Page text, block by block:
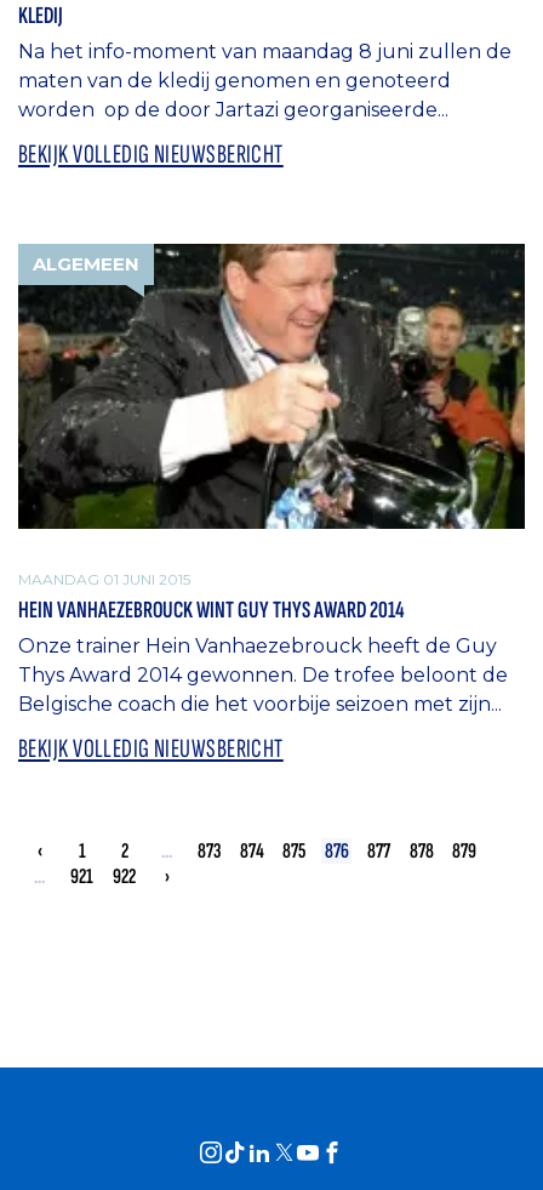
KLEDIJ
Na het info-moment van maandag 8 juni zullen de
maten van de kledij genomen en genoteerd
worden op de door Jartazi georganiseerde...
BEKIJK VOLLEDIG NIEUWSBERICHT
ALGEMEEN
MAANDAG 01 JUNI 2015
HEIN VANHAEZEBROUCK WINT GUY THYS AWARD 2014
Onze trainer Hein Vanhaezebrouck heeft de Guy
Thys Award 2014 gewonnen. De trofee beloont de
Belgische coach die het voorbije seizoen met zijn...
BEKIJK VOLLEDIG NIEUWSBERICHT
‹ 1 2 ... 873 874 875 876 877 878
879
...
921 922 ›